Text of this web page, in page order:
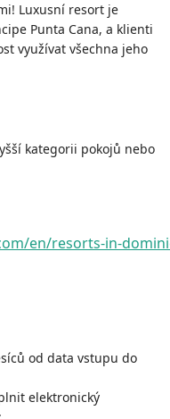
Luxusní resort je
Punta Cana, a klienti
využívat všechna jeho
kategorii pokojů nebo
en/resorts-in-
od data vstupu do
elektronický